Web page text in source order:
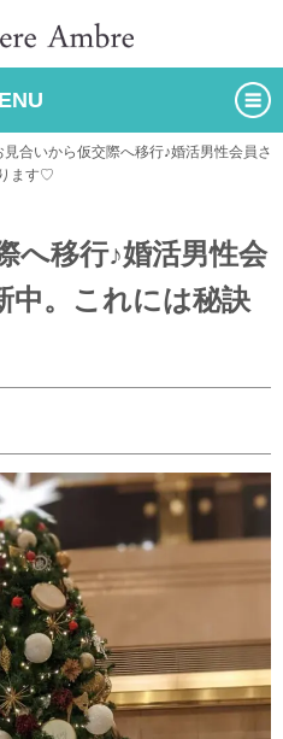
見合いから仮交際へ移行♪婚活男性会員さ
ます♡
へ移行♪婚活男性会
中。これには秘訣